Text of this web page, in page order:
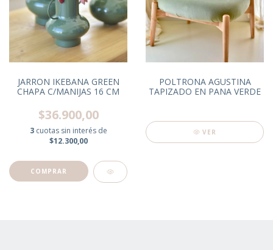
JARRON IKEBANA GREEN
CHAPA C/MANIJAS 16 CM
$36.900,00
3 cuotas sin interés de
$12.300,00
POLTRONA AGUSTINA
TAPIZADO EN PANA VERDE
VER